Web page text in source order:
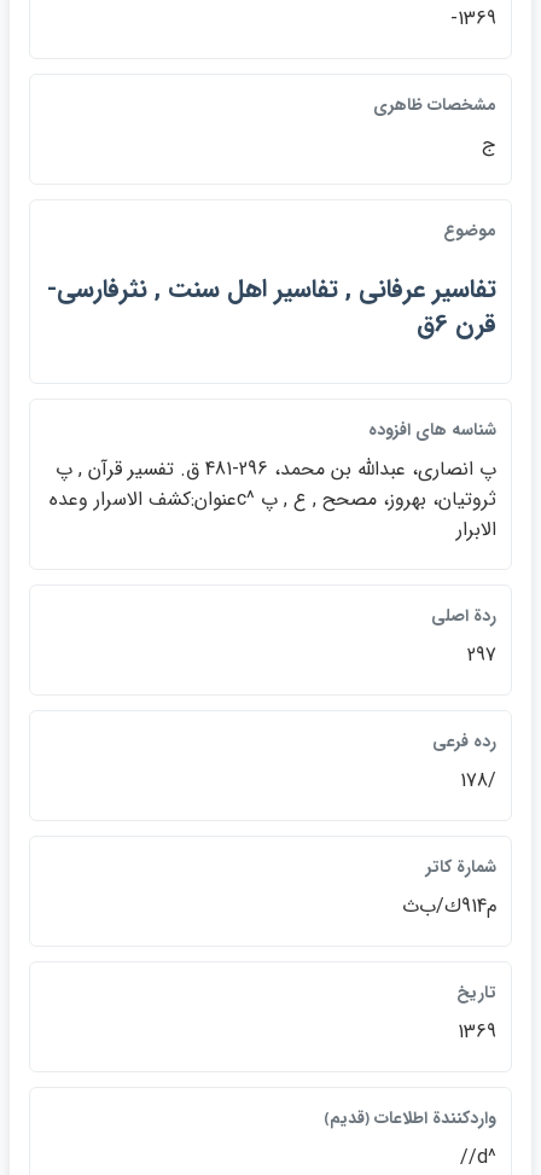
1369-
مشخصات ظاهري
ج
موضوع
تفاسير عرفاني , تفاسير اهل سنت , نثرفارسي-
قرن 6ق
شناسه هاي افزوده
پ انصاري، عبدالله بن محمد، 296-481 ق. تفسير قرآن , پ
ثروتيان، بهروز، مصحح , ع , پ ^cعنوان:كشف الاسرار وعده
الابرار
ردة اصلي
297
رده فرعي
/178
شمارة كاتر
م914ك/ب‌ث
تاريخ
1369
واردكنندة اطلاعات ﴿قديم﴾
^d//